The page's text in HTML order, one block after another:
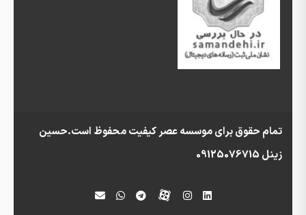
تمام حقوق برای موسسه عصر کیفیت محفوظ است.حسین
زینل 09125076715